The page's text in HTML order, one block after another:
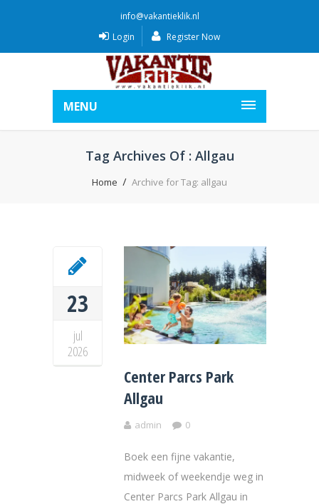
info@vakantieklik.nl
Login
Register Now
MENU
Tag Archives Of : Allgau
Home Archive for Tag: allgau
23
jul
2026
Center Parcs Park
Allgau
admin 0
Boek een fijne vakantie,
midweek of weekendje weg in
Center Parcs Park Allgau in